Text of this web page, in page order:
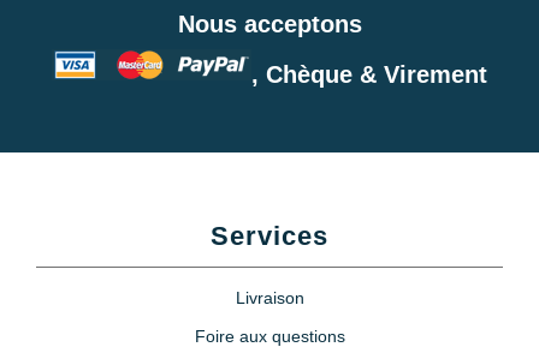
5,90 €
Monocle loupe horloger à pince
grossissement X5
Etau montre horlogerie
Nous acceptons
, Chèque & Virement
Services
Livraison
Foire aux questions